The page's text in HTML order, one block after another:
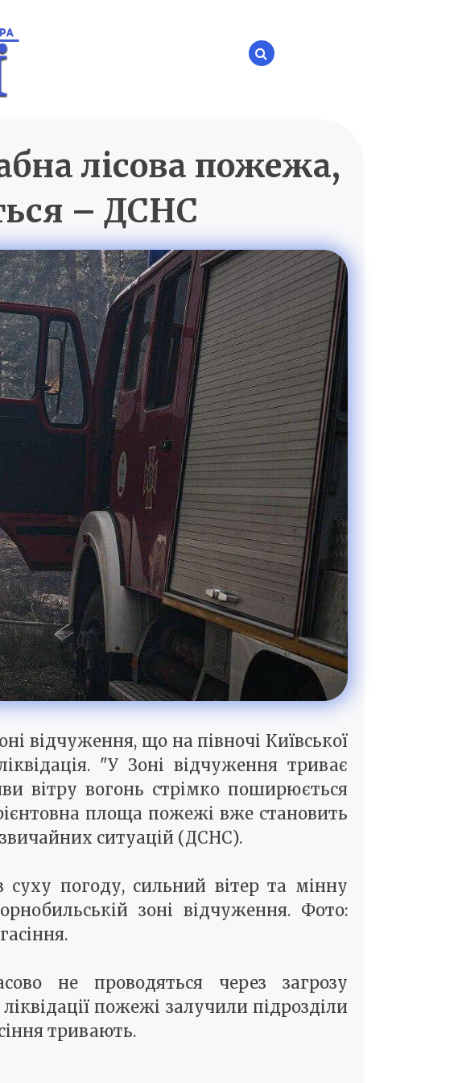
лісова пожежа,
– ДСНС
відчуження, що на півночі Київської
"У Зоні відчуження триває
вітру вогонь стрімко поширюється
площа пожежі вже становить
ситуацій (ДСНС).
погоду, сильний вітер та мінну
зоні відчуження. Фото:
не проводяться через загрозу
пожежі залучили підрозділи
тривають.